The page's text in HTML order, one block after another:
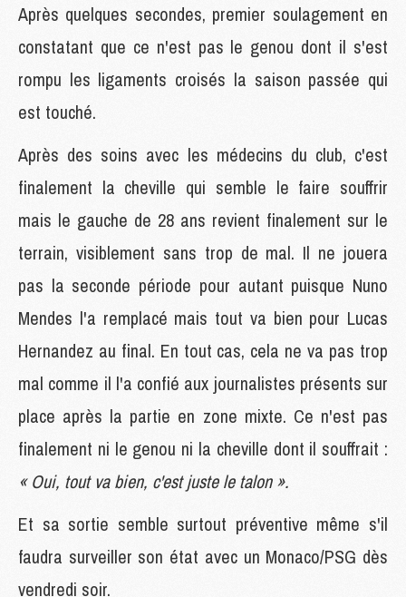
Après quelques secondes, premier soulagement en
constatant que ce n'est pas le genou dont il s'est
rompu les ligaments croisés la saison passée qui
est touché.
Après des soins avec les médecins du club, c'est
finalement la cheville qui semble le faire souffrir
mais le gauche de 28 ans revient finalement sur le
terrain, visiblement sans trop de mal. Il ne jouera
pas la seconde période pour autant puisque Nuno
Mendes l'a remplacé mais tout va bien pour Lucas
Hernandez au final. En tout cas, cela ne va pas trop
mal comme il l'a confié aux journalistes présents sur
place après la partie en zone mixte. Ce n'est pas
finalement ni le genou ni la cheville dont il souffrait :
« Oui, tout va bien, c'est juste le talon ».
Et sa sortie semble surtout préventive même s'il
faudra surveiller son état avec un Monaco/PSG dès
vendredi soir.